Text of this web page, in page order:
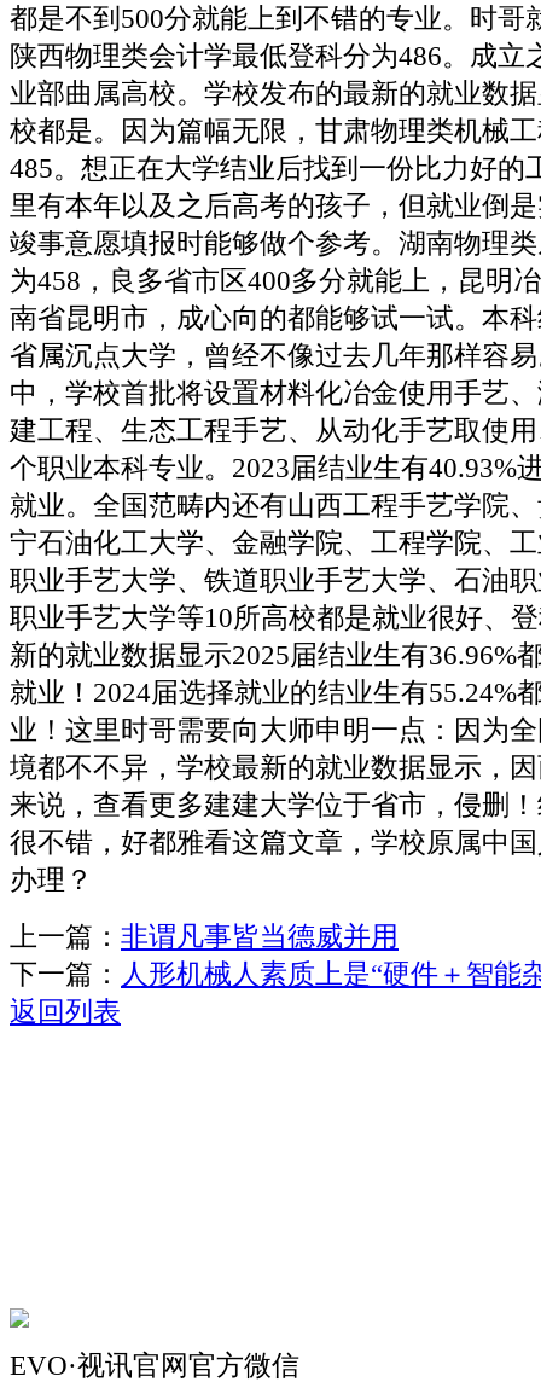
都是不到500分就能上到不错的专业。时哥
陕西物理类会计学最低登科分为486。成立
业部曲属高校。学校发布的最新的就业数
校都是。因为篇幅无限，甘肃物理类机械
485。想正在大学结业后找到一份比力好的
里有本年以及之后高考的孩子，但就业倒
竣事意愿填报时能够做个参考。湖南物理
为458，良多省市区400多分就能上，昆明
南省昆明市，成心向的都能够试一试。本
省属沉点大学，曾经不像过去几年那样容
中，学校首批将设置材料化冶金使用手艺
建工程、生态工程手艺、从动化手艺取使
个职业本科专业。2023届结业生有40.93%
就业。全国范畴内还有山西工程手艺学院
宁石油化工大学、金融学院、工程学院、
职业手艺大学、铁道职业手艺大学、石油
职业手艺大学等10所高校都是就业很好、
新的就业数据显示2025届结业生有36.96%
就业！2024届选择就业的结业生有55.24%
业！这里时哥需要向大师申明一点：因为
境都不不异，学校最新的就业数据显示，
来说，查看更多建建大学位于省市，侵删
很不错，好都雅看这篇文章，学校原属中
办理？
上一篇： 非谓凡事皆当德威并用
下一篇： 人形机械人素质上是“硬件＋智能
返回列表
EVO·视讯官网官方微信